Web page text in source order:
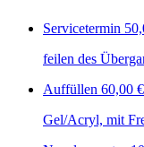
Servicetermin
feilen des
Auffüllen 60,00 €
Gel/Acryl, mit